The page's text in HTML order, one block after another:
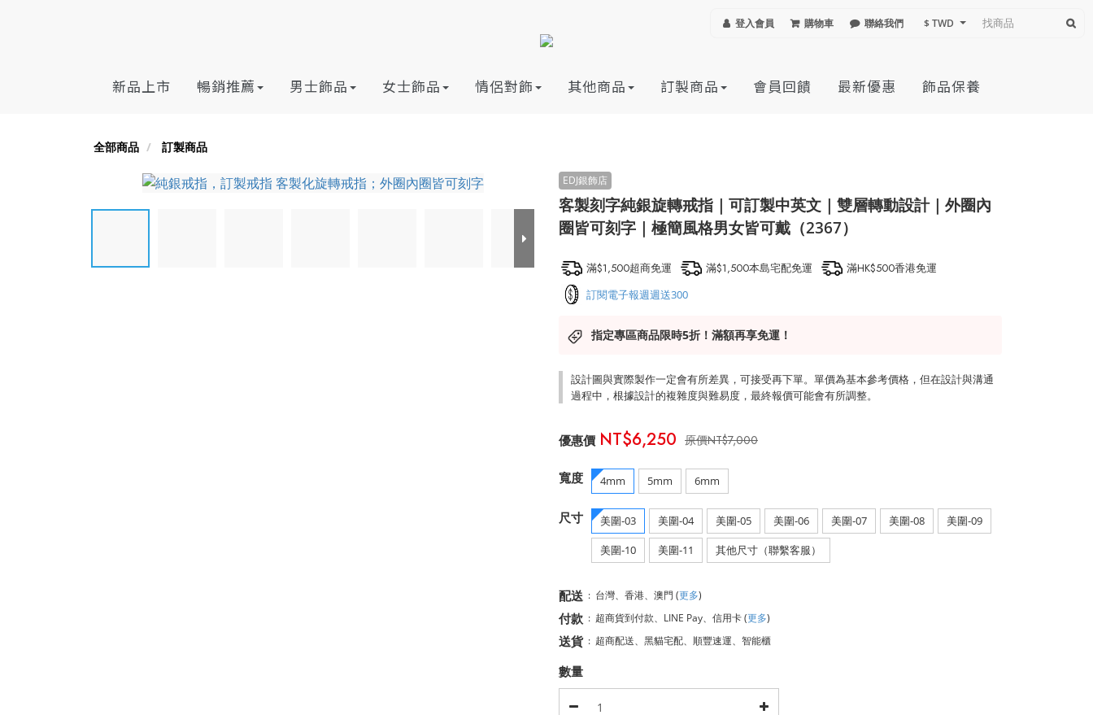
登入會員 購物車 聯絡我們 $ TWD
新品上市 暢銷推薦 男士飾品 女士飾品 情侶對飾 其他商品 訂製商品 會員回饋 最新優惠 飾品保養
全部商品 訂製商品
客製刻字純銀旋轉戒指｜可訂製中英文｜雙層轉動設計｜外圈內
圈皆可刻字｜極簡風格男女皆可戴（2367）
滿$1,500超商免運 滿$1,500本島宅配免運 滿HK$500香港免運
訂閱電子報週週送300
指定專區商品限時5折！滿額再享免運！
設計圖與實際製作一定會有所差異，可接受再下單。單價為基本參考價格，但在設計與溝通
過程中，根據設計的複雜度與難易度，最終報價可能會有所調整。
NT$7,000
NT$6,250
寬度 4mm 5mm 6mm
尺寸 美圍-03 美圍-04 美圍-05 美圍-06 美圍-07 美圍-08
美圍-09
美圍-10
美圍-11 其他尺寸（聯繫客服）
配送 : 台灣、香港、澳門 (更多)
付款 : 超商貨到付款、LINE Pay、信用卡(更多)
送貨 : 超商配送、黑貓宅配、順豐速運、智能櫃
數量